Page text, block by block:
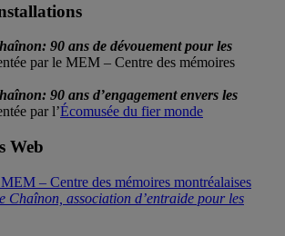
90 ans de dévouement pour les
par le MEM – Centre des mémoires
90 ans d’engagement envers les
par l’Écomusée du fier monde
Web
– Centre des mémoires montréalaises
Chaînon, association d’entraide pour les